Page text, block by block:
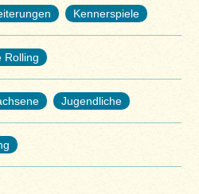
Kennerspiele
Rolling
Jugendliche